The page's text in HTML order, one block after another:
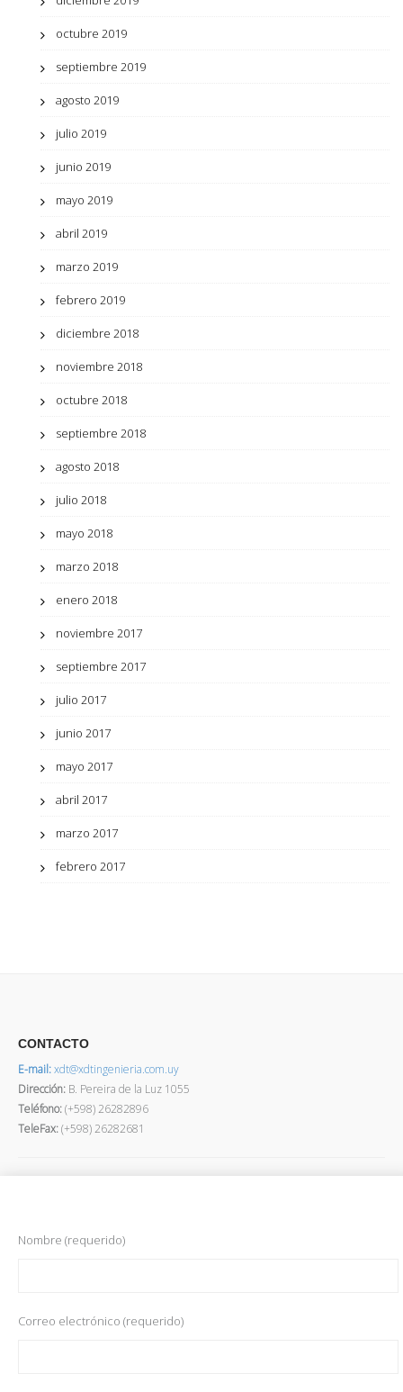
octubre 2019
septiembre 2019
agosto 2019
julio 2019
junio 2019
mayo 2019
abril 2019
marzo 2019
febrero 2019
diciembre 2018
noviembre 2018
octubre 2018
septiembre 2018
agosto 2018
julio 2018
mayo 2018
marzo 2018
enero 2018
noviembre 2017
septiembre 2017
julio 2017
junio 2017
mayo 2017
abril 2017
marzo 2017
febrero 2017
CONTACTO
E-mail:xdt@xdtingenieria.com.uy
Dirección: B. Pereira de la Luz 1055
Teléfono:(+598) 26282896
TeleFax:(+598) 26282681
Nombre (requerido)
Correo electrónico (requerido)